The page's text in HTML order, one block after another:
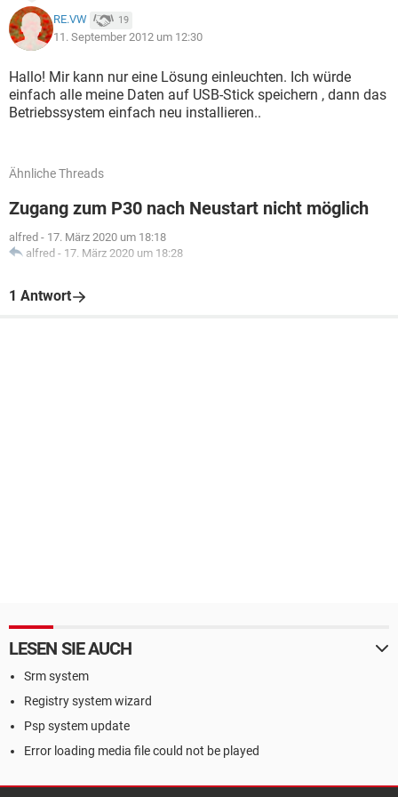
RE.VW 19
11. September 2012 um 12:30
Hallo! Mir kann nur eine Lösung einleuchten. Ich würde
einfach alle meine Daten auf USB-Stick speichern , dann das
Betriebssystem einfach neu installieren..
Ähnliche Threads
Zugang zum P30 nach Neustart nicht möglich
alfred - 17. März 2020 um 18:18
alfred - 17. März 2020 um 18:28
1 Antwort
LESEN SIE AUCH
Srm system
Registry system wizard
Psp system update
Error loading media file could not be played